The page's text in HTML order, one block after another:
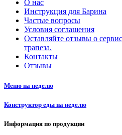
О нас
Инструкция для Барина
Частые вопросы
Условия соглашения
Оставляйте отзывы о
трапеза.
Контакты
Отзывы
Меню на неделю
Конструктор еды на неделю
Информация по продукции